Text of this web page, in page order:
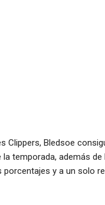
Clippers, Bledsoe
temporada, además de
porcentajes y a un solo